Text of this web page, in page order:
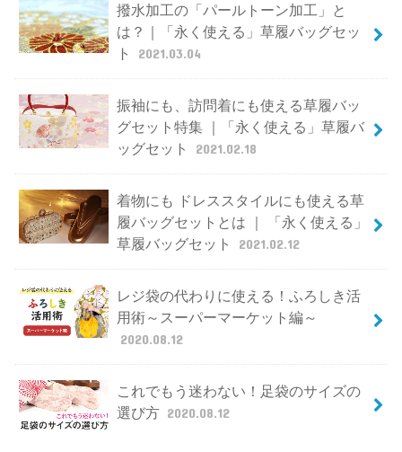
撥水加工の「パールトーン加工」と
は？｜「永く使える」草履バッグセッ
ト
2021.03.04
振袖にも、訪問着にも使える草履バッ
グセット特集 ｜「永く使える」草履バ
ッグセット
2021.02.18
着物にも ドレススタイルにも使える草
履バッグセットとは ｜ 「永く使える」
草履バッグセット
2021.02.12
レジ袋の代わりに使える！ふろしき活
用術～スーパーマーケット編～
2020.08.12
これでもう迷わない！足袋のサイズの
選び方 2020.08.12